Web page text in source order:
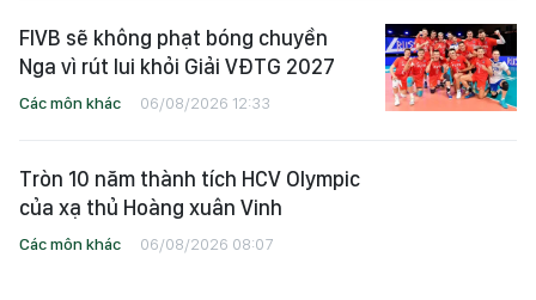
FIVB sẽ không phạt bóng chuyền
Nga vì rút lui khỏi Giải VĐTG 2027
Các môn khác 06/08/2026 12:33
Tròn 10 năm thành tích HCV Olympic
của xạ thủ Hoàng xuân Vinh
Các môn khác 06/08/2026 08:07